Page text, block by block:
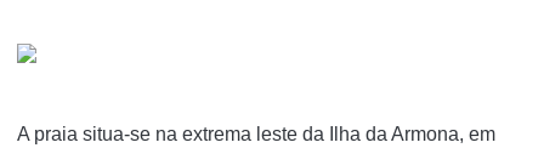
A praia situa-se na extrema leste da Ilha da Armona, em